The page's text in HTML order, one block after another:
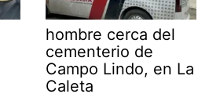
hombre cerca del
cementerio de
Campo Lindo, en La
Caleta